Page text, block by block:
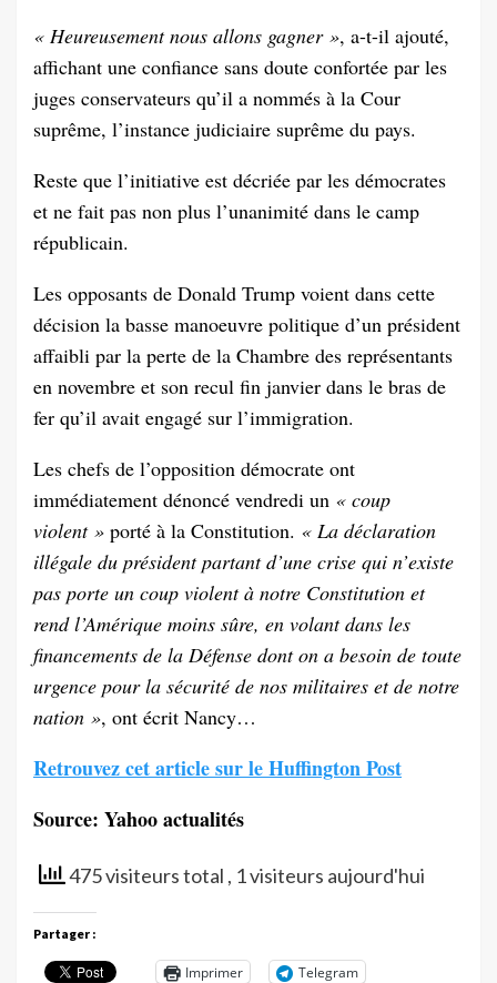
« Heureusement nous allons gagner », a-t-il ajouté,
affichant une confiance sans doute confortée par les
juges conservateurs qu’il a nommés à la Cour
suprême, l’instance judiciaire suprême du pays.
Reste que l’initiative est décriée par les démocrates
et ne fait pas non plus l’unanimité dans le camp
républicain.
Les opposants de Donald Trump voient dans cette
décision la basse manoeuvre politique d’un président
affaibli par la perte de la Chambre des représentants
en novembre et son recul fin janvier dans le bras de
fer qu’il avait engagé sur l’immigration.
Les chefs de l’opposition démocrate ont
immédiatement dénoncé vendredi un « coup
violent » porté à la Constitution. « La déclaration
illégale du président partant d’une crise qui n’existe
pas porte un coup violent à notre Constitution et
rend l’Amérique moins sûre, en volant dans les
financements de la Défense dont on a besoin de toute
urgence pour la sécurité de nos militaires et de notre
nation », ont écrit Nancy…
Retrouvez cet article sur le Huffington Post
Source: Yahoo actualités
475 visiteurs total , 1 visiteurs aujourd'hui
Partager :
Imprimer
Telegram